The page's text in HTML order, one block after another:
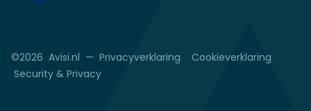
©2026 Avisi.nl — Privacyverklaring
Cookieverklaring
Security & Privacy